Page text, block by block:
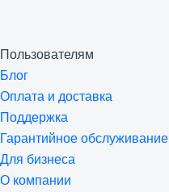
Пользователям
Блог
Оплата и доставка
Поддержка
Гарантийное обслуживание
Для бизнеса
О компании